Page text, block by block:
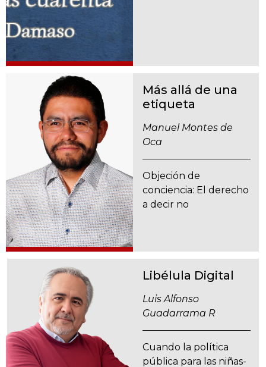
Más allá de una
etiqueta
Manuel Montes de
Oca
Objeción de
conciencia: El derecho
a decir no
Libélula Digital
Luis Alfonso
Guadarrama R
Cuando la política
pública para las niñas-